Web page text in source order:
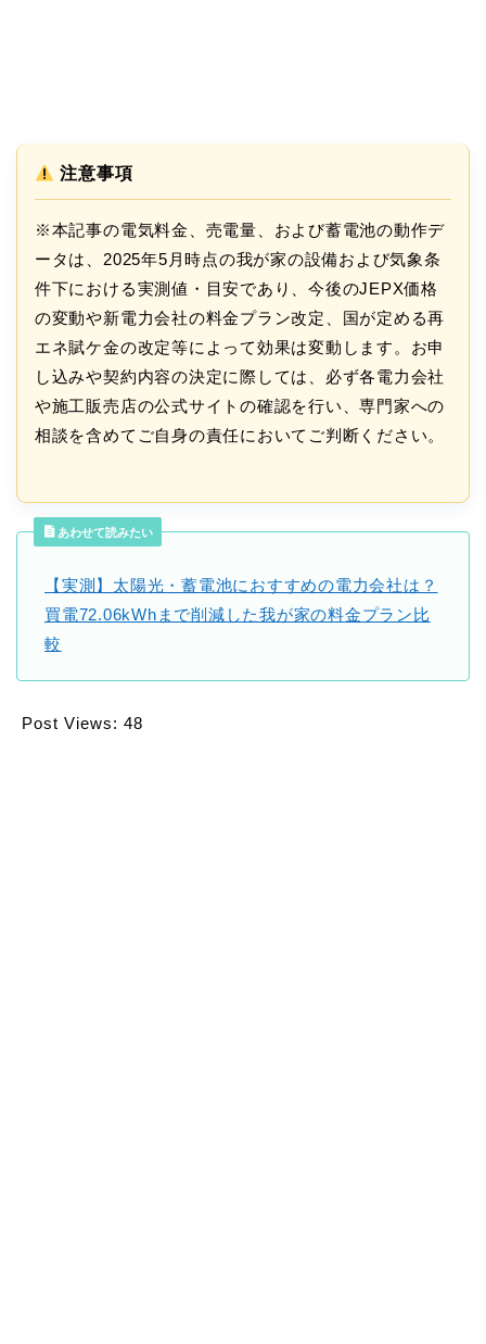
注意事項
※本記事の電気料金、売電量、および蓄電池の動作デ
ータは、2025年5月時点の我が家の設備および気象条
件下における実測値・目安であり、今後のJEPX価格
の変動や新電力会社の料金プラン改定、国が定める再
エネ賦ケ金の改定等によって効果は変動します。お申
し込みや契約内容の決定に際しては、必ず各電力会社
や施工販売店の公式サイトの確認を行い、専門家への
相談を含めてご自身の責任においてご判断ください。
あわせて読みたい
【実測】太陽光・蓄電池におすすめの電力会社は？
買電72.06kWhまで削減した我が家の料金プラン比
較
Post Views: 48